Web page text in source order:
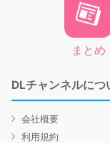
まとめ
DLチャンネルにつ
会社概要
利用規約